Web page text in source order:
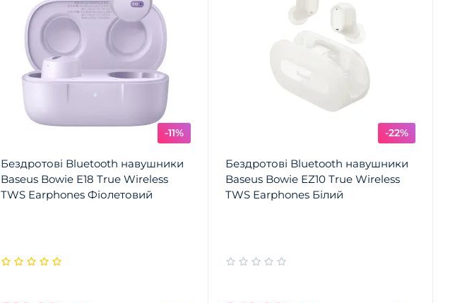
-11%
Бездротові Bluetooth навушники
Baseus Bowie E18 True Wireless
TWS Earphones Фіолетовий
-22%
Бездротові Bluetooth навушники
Baseus Bowie EZ10 True Wireless
TWS Earphones Білий